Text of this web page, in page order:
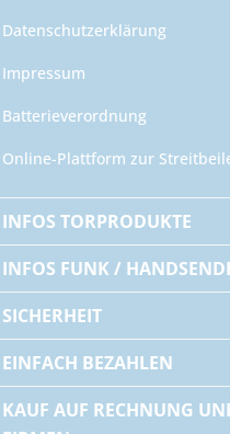
Datenschutzerklärung
Impressum
Batterieverordnung
Online-Plattform zur
INFOS TORPRODUKTE
INFOS FUNK /
SICHERHEIT
EINFACH BEZAHLEN
KAUF AUF RECHNUNG